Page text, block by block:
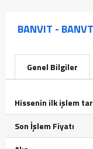
BANVIT - BANVT
Genel Bilgiler
Hissenin ilk işlem
Son İşlem Fiyatı